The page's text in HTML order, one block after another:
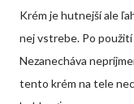
Krém je hutnejší ale
nej vstrebe. Po
Nezanecháva
tento krém na tele